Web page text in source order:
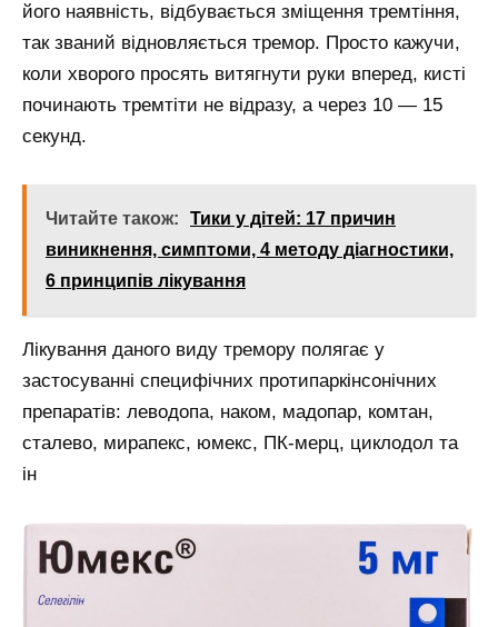
його наявність, відбувається зміщення тремтіння,
так званий відновляється тремор. Просто кажучи,
коли хворого просять витягнути руки вперед, кисті
починають тремтіти не відразу, а через 10 — 15
секунд.
Читайте також:
Тики у дітей: 17 причин
виникнення, симптоми, 4 методу діагностики,
6 принципів лікування
Лікування даного виду тремору полягає у
застосуванні специфічних протипаркінсонічних
препаратів: леводопа, наком, мадопар, комтан,
сталево, мирапекс, юмекс, ПК-мерц, циклодол та
ін